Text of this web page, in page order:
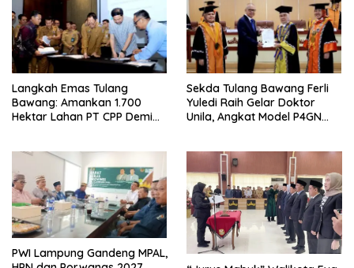
Langkah Emas Tulang
Bawang: Amankan 1.700
Hektar Lahan PT CPP Demi
Sekda Tulang Bawang Ferli
Yuledi Raih Gelar Doktor
Unila, Angkat Model P4GN
PWI Lampung Gandeng MPAL,